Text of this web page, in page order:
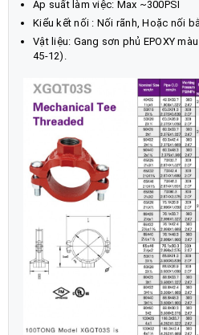
Áp suất làm việc: Max ~300PSI
Kiểu kết nối : Nối rãnh, Hoặc nối
Vật liệu: Gang sơn phủ EPOXY
45-12).